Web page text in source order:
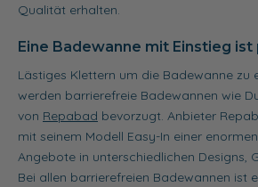
Qualität erhalten.
Eine Badewanne mit Einstieg ist
Lästiges Klettern um die Badewanne zu
werden barrierefreie Badewannen wie
von Repabad bevorzugt. Anbieter
mit seinem Modell Easy-In einer
Angebote in unterschiedlichen Designs,
Bei allen barrierefreien Badewannen ist